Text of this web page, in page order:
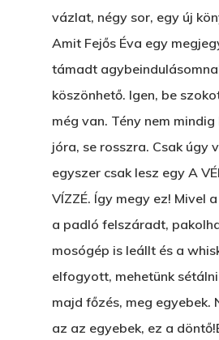
vázlat, négy sor, egy új
Amit Fejős Éva egy
támadt
köszönhető. Igen, be
még van. Tény nem
jóra, se rosszra. Csak úgy
egyszer csak lesz egy A
VÍZZÉ. Így megy ez! Mivel
a padló felszáradt,
mosógép is leállt és a
elfogyott, mehetünk
majd főzés, meg egyebek.
az az egyebek, ez a